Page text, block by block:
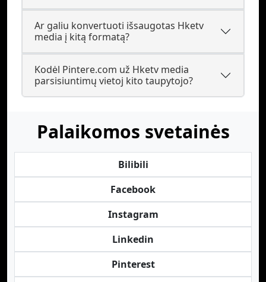
Ar galiu konvertuoti išsaugotas Hketv
media į kitą formatą?
Kodėl Pintere.com už Hketv media
parsisiuntimų vietoj kito taupytojo?
Palaikomos svetainės
Bilibili
Facebook
Instagram
Linkedin
Pinterest